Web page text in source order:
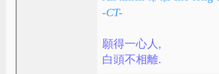
-CT-
願得一心人,
白頭不相離.